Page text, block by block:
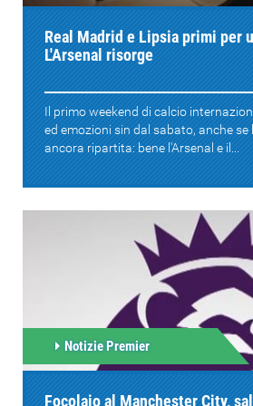
Real Madrid e Lipsia primi per
L'Arsenal risorge
Il primo weekend di calcio
ed emozioni sin dal sabato, anche se
ancora ripartita: bene l'Arsenal e il...
Notizie Premier
Focolaio al Manchester City,